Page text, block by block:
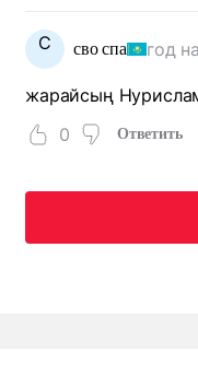
С сво спа год
жарайсың
0
Ответить